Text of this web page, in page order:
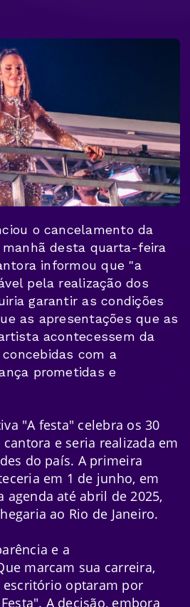
o cancelamento da
manhã desta quarta-feira
informou que "a
pela realização dos
garantir as condições
as apresentações que as
acontecessem da
com a
prometidas e
"A festa" celebra os 30
e seria realizada em
do país. A primeira
em 1 de junho, em
agenda até abril de 2025,
ao Rio de Janeiro.
e a
marcam sua carreira,
escritório optaram por
A decisão, embora